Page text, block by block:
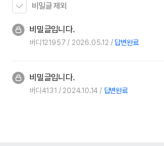
비밀글 제외
비밀글입니다.
버디121957 2026.05.12 답변완료
비밀글입니다.
버디4131 2024.10.14 답변완료